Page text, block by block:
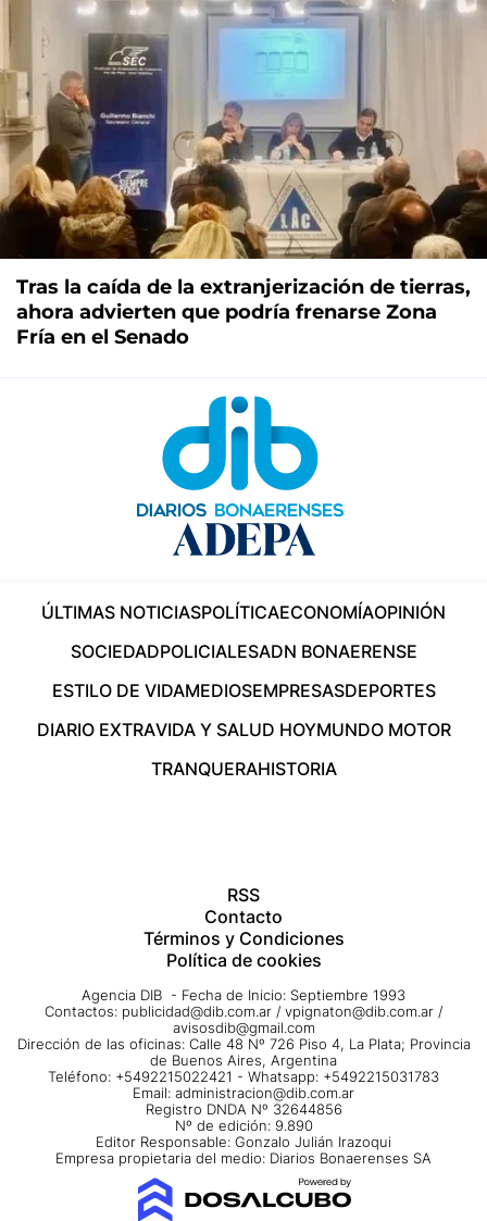
Tras la caída de la extranjerización de tierras,
ahora advierten que podría frenarse Zona
Fría en el Senado
ÚLTIMAS NOTICIASPOLÍTICAECONOMÍAOPINIÓN
SOCIEDADPOLICIALESADN BONAERENSE
ESTILO DE VIDAMEDIOSEMPRESASDEPORTES
DIARIO EXTRAVIDA Y SALUD HOYMUNDO MOTOR
TRANQUERAHISTORIA
RSS
Contacto
Términos y Condiciones
Política de cookies
Agencia DIB - Fecha de Inicio: Septiembre 1993
Contactos: publicidad@dib.com.ar / vpignaton@dib.com.ar /
avisosdib@gmail.com
Dirección de las oficinas: Calle 48 Nº 726 Piso 4, La Plata; Provincia
de Buenos Aires, Argentina
Teléfono: +5492215022421 - Whatsapp: +5492215031783
Email: administracion@dib.com.ar
Registro DNDA Nº 32644856
Nº de edición: 9.890
Editor Responsable: Gonzalo Julián Irazoqui
Empresa propietaria del medio: Diarios Bonaerenses SA